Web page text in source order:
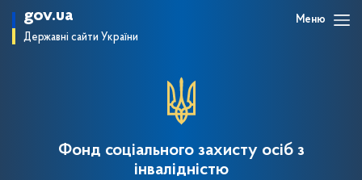
gov.ua
Державні сайти України
Меню
Фонд соціального захисту осіб з
інвалідністю